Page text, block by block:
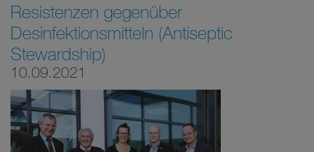
Resistenzen gegenüber
Desinfektionsmitteln (Antiseptic
Stewardship)
10.09.2021